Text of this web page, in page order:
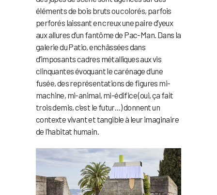
éléments de bois bruts ou colorés, parfois
perforés laissant en creux une paire d’yeux
aux allures d’un fantôme de Pac-Man. Dans la
galerie du Patio, enchâssées dans
d’imposants cadres métalliques aux vis
clinquantes évoquant le carénage d’une
fusée, des représentations de figures mi-
machine, mi-animal, mi-édifice (oui, ça fait
trois demis, c’est le futur…) donnent un
contexte vivant et tangible à leur imaginaire
de l’habitat humain.